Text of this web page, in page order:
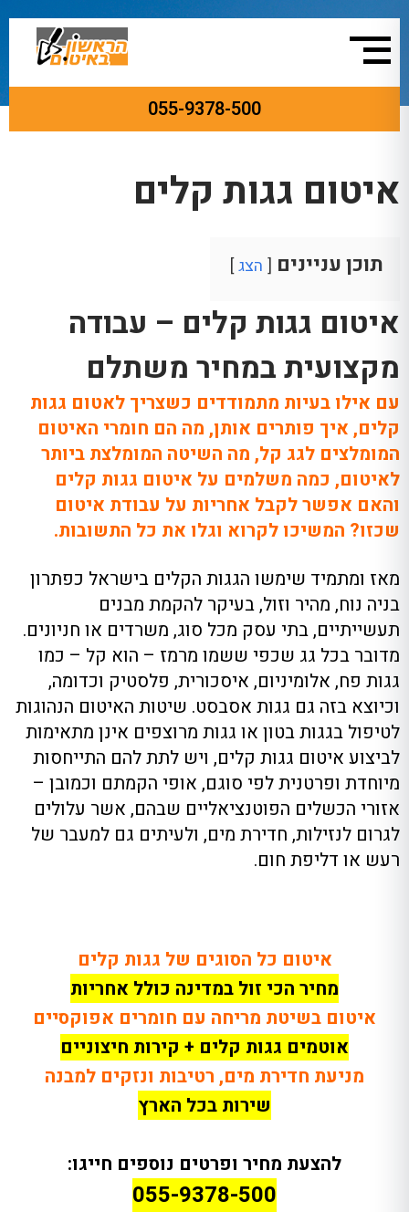
055-9378-500איטום גגות»איטום גגות קלים
איטום גגות קלים
תוכן עניינים הצג
איטום גגות קלים – עבודה
מקצועית במחיר משתלם
עם אילו בעיות מתמודדים כשצריך לאטום גגות
קלים, איך פותרים אותן, מה הם חומרי האיטום
המומלצים לגג קל, מה השיטה המומלצת ביותר
לאיטום, כמה משלמים על איטום גגות קלים
והאם אפשר לקבל אחריות על עבודת איטום
שכזו? המשיכו לקרוא וגלו את כל התשובות.
מאז ומתמיד שימשו הגגות הקלים בישראל כפתרון
בניה נוח, מהיר וזול, בעיקר להקמת מבנים
תעשייתיים, בתי עסק מכל סוג, משרדים או חניונים.
מדובר בכל גג שכפי ששמו מרמז – הוא קל – כמו
גגות פח, אלומיניום, איסכורית, פלסטיק וכדומה,
וכיוצא בזה גם גגות אסבסט. שיטות האיטום הנהוגות
לטיפול בגגות בטון או גגות מרוצפים אינן מתאימות
לביצוע איטום גגות קלים, ויש לתת להם התייחסות
מיוחדת ופרטנית לפי סוגם, אופי הקמתם וכמובן –
אזורי הכשלים הפוטנציאליים שבהם, אשר עלולים
לגרום לנזילות, חדירת מים, ולעיתים גם למעבר של
רעש או דליפת חום.
איטום כל הסוגים של גגות קלים
מחיר הכי זול במדינה כולל אחריות
איטום בשיטת מריחה עם חומרים אפוקסיים
אוטמים גגות קלים + קירות חיצוניים
מניעת חדירת מים, רטיבות ונזקים למבנה
שירות בכל הארץ
להצעת מחיר ופרטים נוספים חייגו:
055-9378-500